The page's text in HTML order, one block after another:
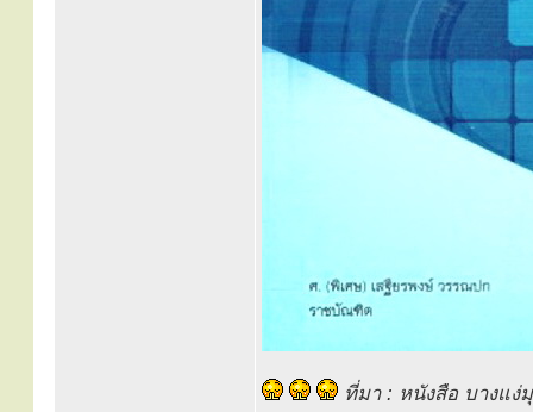
ที่มา : หนังสือ บางแง่